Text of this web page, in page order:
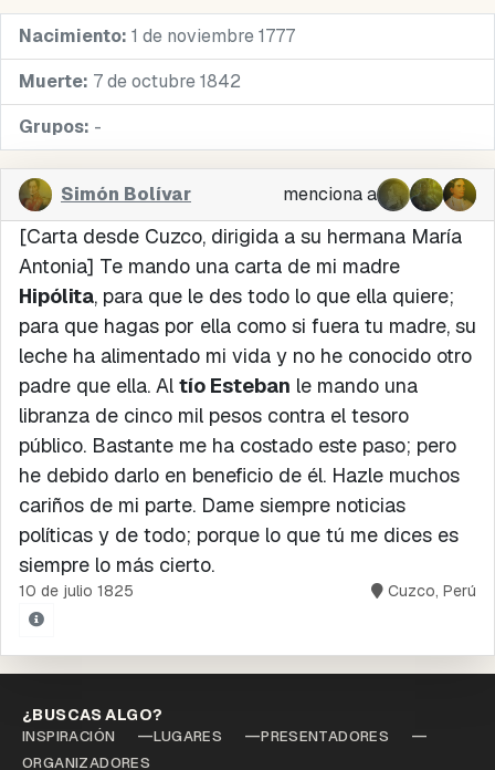
Nacimiento: 1 de noviembre 1777
Muerte: 7 de octubre 1842
Grupos: -
Simón Bolívar menciona a
[Carta desde Cuzco, dirigida a su hermana María
Antonia] Te mando una carta de mi madre
Hipólita, para que le des todo lo que ella quiere;
para que hagas por ella como si fuera tu madre, su
leche ha alimentado mi vida y no he conocido otro
padre que ella. Al tío Esteban le mando una
libranza de cinco mil pesos contra el tesoro
público. Bastante me ha costado este paso; pero
he debido darlo en beneficio de él. Hazle muchos
cariños de mi parte. Dame siempre noticias
políticas y de todo; porque lo que tú me dices es
siempre lo más cierto.
10 de julio 1825 Cuzco, Perú
¿BUSCAS ALGO?
INSPIRACIÓN LUGARES
PRESENTADORES
ORGANIZADORES